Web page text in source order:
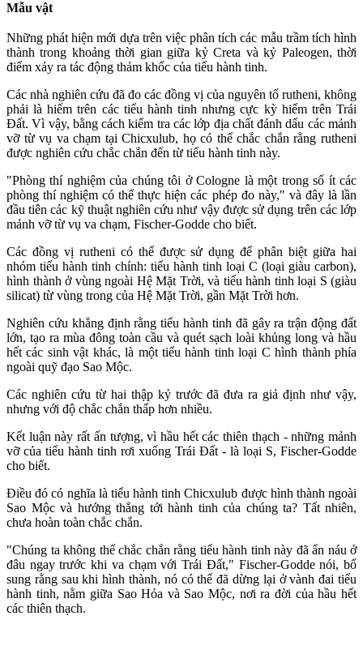
Mẫu vật
Những phát hiện mới dựa trên việc phân tích các mẫu trầm tích hình
thành trong khoảng thời gian giữa kỷ Creta và kỷ Paleogen, thời
điểm xảy ra tác động thảm khốc của tiểu hành tinh.
Các nhà nghiên cứu đã đo các đồng vị của nguyên tố rutheni, không
phải là hiếm trên các tiểu hành tinh nhưng cực kỳ hiếm trên Trái
Đất. Vì vậy, bằng cách kiểm tra các lớp địa chất đánh dấu các mảnh
vỡ từ vụ va chạm tại Chicxulub, họ có thể chắc chắn rằng rutheni
được nghiên cứu chắc chắn đến từ tiểu hành tinh này.
"Phòng thí nghiệm của chúng tôi ở Cologne là một trong số ít các
phòng thí nghiệm có thể thực hiện các phép đo này," và đây là lần
đầu tiên các kỹ thuật nghiên cứu như vậy được sử dụng trên các lớp
mảnh vỡ từ vụ va chạm, Fischer-Godde cho biết.
Các đồng vị rutheni có thể được sử dụng để phân biệt giữa hai
nhóm tiểu hành tinh chính: tiểu hành tinh loại C (loại giàu carbon),
hình thành ở vùng ngoài Hệ Mặt Trời, và tiểu hành tinh loại S (giàu
silicat) từ vùng trong của Hệ Mặt Trời, gần Mặt Trời hơn.
Nghiên cứu khẳng định rằng tiểu hành tinh đã gây ra trận động đất
lớn, tạo ra mùa đông toàn cầu và quét sạch loài khủng long và hầu
hết các sinh vật khác, là một tiểu hành tinh loại C hình thành phía
ngoài quỹ đạo Sao Mộc.
Các nghiên cứu từ hai thập kỷ trước đã đưa ra giả định như vậy,
nhưng với độ chắc chắn thấp hơn nhiều.
Kết luận này rất ấn tượng, vì hầu hết các thiên thạch - những mảnh
vỡ của tiểu hành tinh rơi xuống Trái Đất - là loại S, Fischer-Godde
cho biết.
Điều đó có nghĩa là tiểu hành tinh Chicxulub được hình thành ngoài
Sao Mộc và hướng thẳng tới hành tinh của chúng ta? Tất nhiên,
chưa hoàn toàn chắc chắn.
"Chúng ta không thể chắc chắn rằng tiểu hành tinh này đã ẩn náu ở
đâu ngay trước khi va chạm với Trái Đất," Fischer-Godde nói, bổ
sung rằng sau khi hình thành, nó có thể đã dừng lại ở vành đai tiểu
hành tinh, nằm giữa Sao Hỏa và Sao Mộc, nơi ra đời của hầu hết
các thiên thạch.